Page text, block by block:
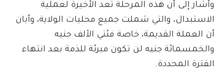
وأشار إلى أن هذه المرحلة تُعد الأخيرة لعملية
الاستبدال، والتي شملت جميع محليات الولاية، وأبان
أن العملة القديمة، خاصة فئتي الألف جنيه
والخمسمائة جنيه لن تكون مبرئة للذمة بعد انتهاء
الفترة المحددة.